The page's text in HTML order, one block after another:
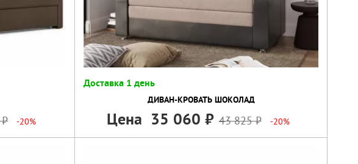
-20%
Доставка 1 день
ДИВАН-КРОВАТЬ ШОКОЛАД
Цена 35 060 43 825 -20%